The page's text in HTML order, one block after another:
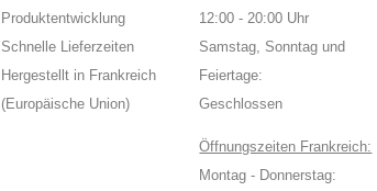
Produktentwicklung
Schnelle Lieferzeiten
Hergestellt in Frankreich
(Europäische Union)
12:00 - 20:00 Uhr
Samstag, Sonntag und
Feiertage:
Geschlossen
Öffnungszeiten Frankreich:
Montag - Donnerstag: